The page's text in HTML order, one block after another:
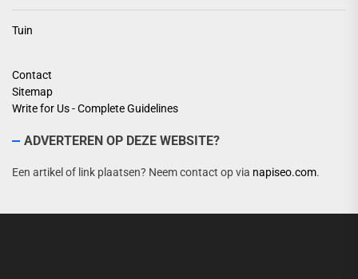
Tuin
Contact
Sitemap
Write for Us - Complete Guidelines
ADVERTEREN OP DEZE WEBSITE?
Een artikel of link plaatsen? Neem contact op via napiseo.com.